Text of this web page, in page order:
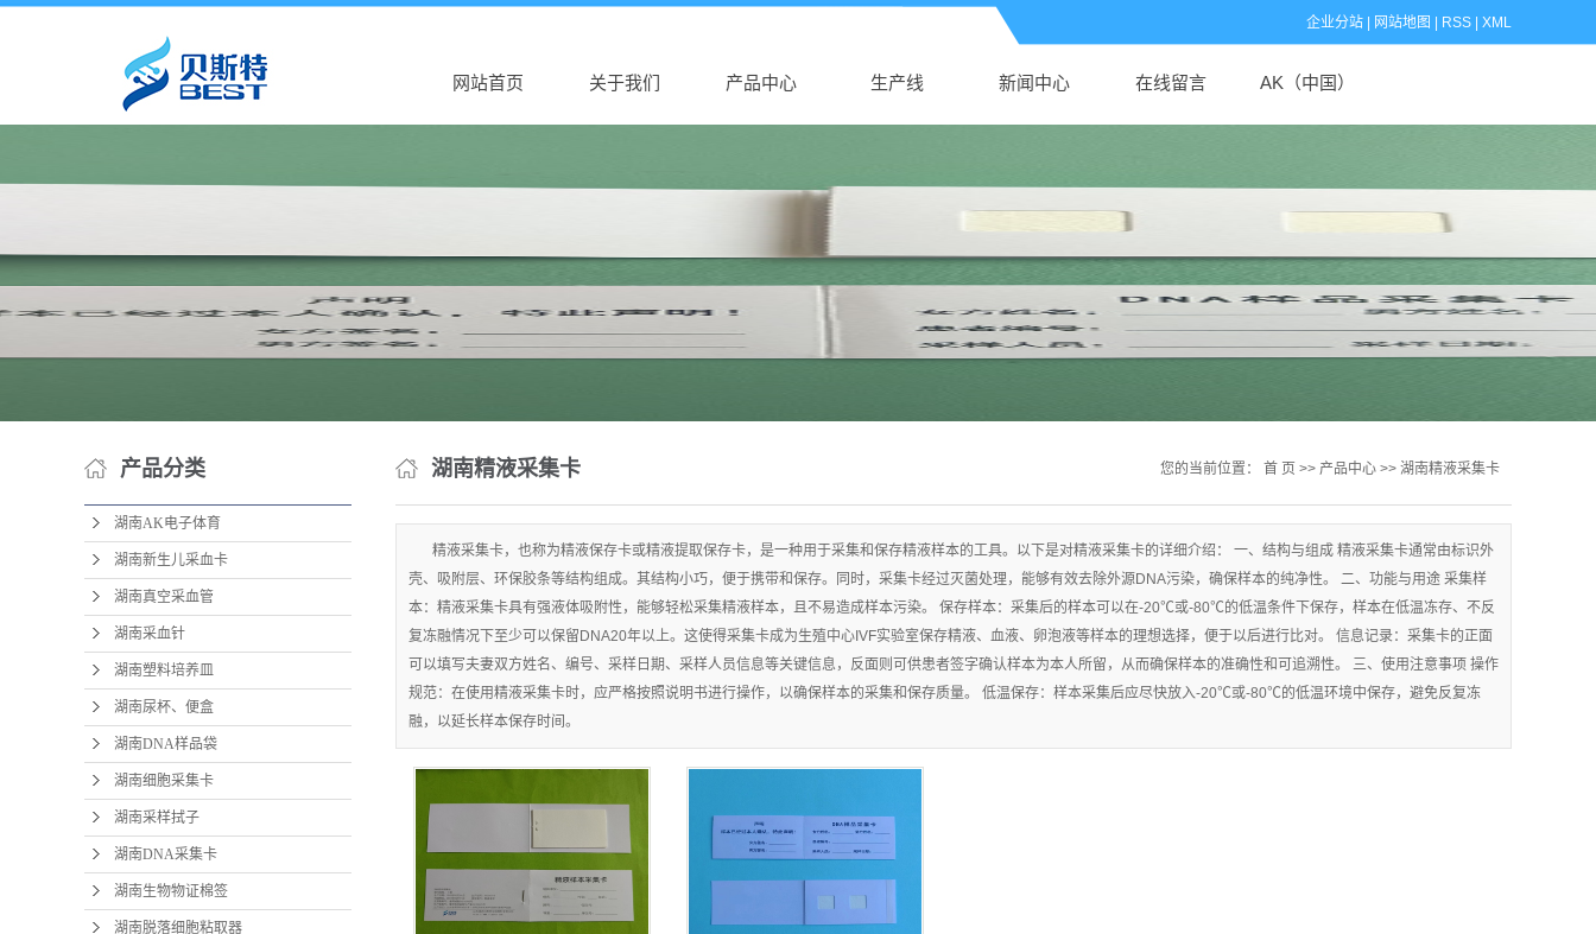
企业分站 网站地图 RSS XML
网站首页 关于我们
公司介绍
产品中心
湖南AK电子体育
湖南采血针
湖南尿杯、便盒
湖南DNA采集卡
湖南生物物证棉
签
湖南脱落细胞粘
取器
湖南分离胶/促凝
湖南刑事技术专
湖南尿液采集卡
生产线
生产线
新闻中心
公司新闻
技术知识
在线留言 AK（中国）
产品分类
湖南AK电子体育
湖南新生儿采血卡
湖南真空采血管
湖南采血针
湖南塑料培养皿
湖南尿杯、便盒
湖南DNA样品袋
湖南细胞采集卡
湖南采样拭子
湖南DNA采集卡
湖南生物物证棉签
湖南脱落细胞粘取器
湖南精液采集卡 您的当前位置： 首 页 >> 产品中心 >> 湖南精液采集卡
精液采集卡，也称为精液保存卡或精液提取保存卡，是一种用于采集和保存精液样本的工具。以下是对精液采集卡的详细介绍： 一、结构与组成 精液采集卡通常由标识外
壳、吸附层、环保胶条等结构组成。其结构小巧，便于携带和保存。同时，采集卡经过灭菌处理，能够有效去除外源DNA污染，确保样本的纯净性。 二、功能与用途 采集样
本：精液采集卡具有强液体吸附性，能够轻松采集精液样本，且不易造成样本污染。 保存样本：采集后的样本可以在-20℃或-80℃的低温条件下保存，样本在低温冻存、不反
复冻融情况下至少可以保留DNA20年以上。这使得采集卡成为生殖中心IVF实验室保存精液、血液、卵泡液等样本的理想选择，便于以后进行比对。 信息记录：采集卡的正面
可以填写夫妻双方姓名、编号、采样日期、采样人员信息等关键信息，反面则可供患者签字确认样本为本人所留，从而确保样本的准确性和可追溯性。 三、使用注意事项 操作
规范：在使用精液采集卡时，应严格按照说明书进行操作，以确保样本的采集和保存质量。 低温保存：样本采集后应尽快放入-20℃或-80℃的低温环境中保存，避免反复冻
融，以延长样本保存时间。